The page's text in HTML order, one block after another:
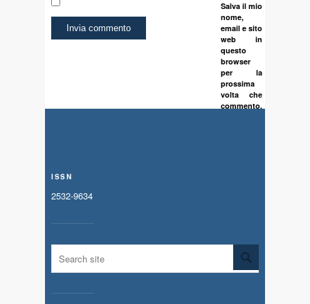
Salva il mio
nome,
email e sito
web in
questo
browser
per la
prossima
volta che
commento.
ISSN
2532-9634